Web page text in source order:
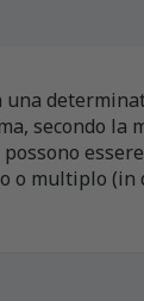
secondo la
multiplo (in